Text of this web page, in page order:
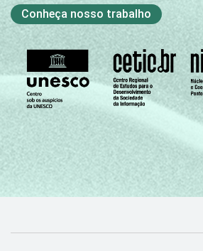
por domicílio é associada a
Sócio-Econômica específica
Veja a tabela de
erros
aproximadospara cada
indicador.
Fonte: NIC.br - set/nov 2009
Conheça nosso trabalho